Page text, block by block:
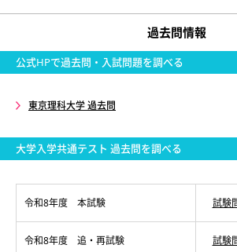
過去問情報
公式HPで過去問・入試問題を調べる
東京理科大学 過去問
大学入学共通テスト 過去問を調べる
令和8年度 本試験 試験
令和8年度 追・再試験 試験